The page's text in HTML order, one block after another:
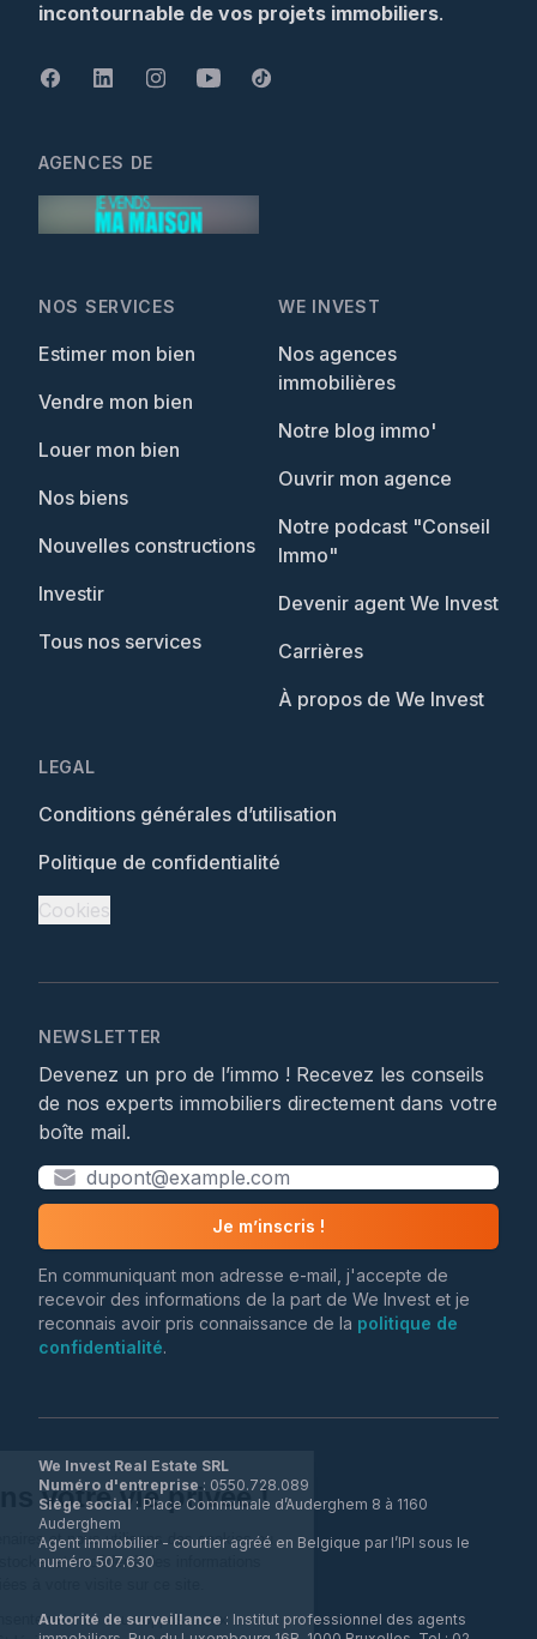
incontournable de vos projets immobiliers.
NOS SERVICES
Estimer mon bien
Vendre mon bien
Louer mon bien
Nos biens
Nouvelles constructions
Investir
Tous nos services
WE INVEST
Nos agences
immobilières
Notre blog immo'
Ouvrir mon agence
Notre podcast "Conseil
Immo"
Devenir agent We Invest
Carrières
À propos de We Invest
LEGAL
Conditions générales d’utilisation
Politique de confidentialité
Cookies
AGENCES DE
NEWSLETTER
Devenez un pro de l’immo ! Recevez les conseils
de nos experts immobiliers directement dans votre
boîte mail.
Je m’inscris !
En communiquant mon adresse e-mail, j'accepte de
recevoir des informations de la part de We Invest et je
reconnais avoir pris connaissance de la politique de
confidentialité.
We Invest Real Estate SRL
Numéro d'entreprise
Siège social : Place Communale d’Auderghem 8 à 1160
Auderghem
Agent immobilier - courtier agréé en Belgique par l’IPI sous le
numéro 507.630
Autorité de surveillance : Institut professionnel des agents